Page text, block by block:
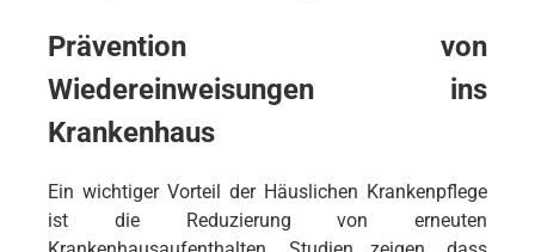
Prävention von
Wiedereinweisungen ins
Krankenhaus
Ein wichtiger Vorteil der Häuslichen Krankenpflege
ist die Reduzierung von erneuten